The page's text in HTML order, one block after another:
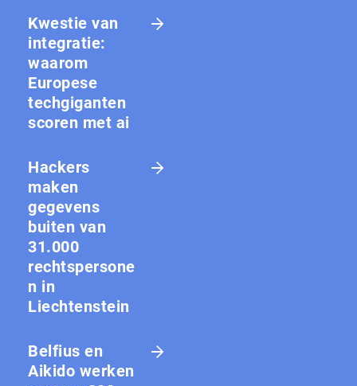
Kwestie van
integratie:
waarom
Europese
techgiganten
scoren met ai
Hackers
maken
gegevens
buiten van
31.000
rechtspersone
n in
Liechtenstein
Belfius en
Aikido werken